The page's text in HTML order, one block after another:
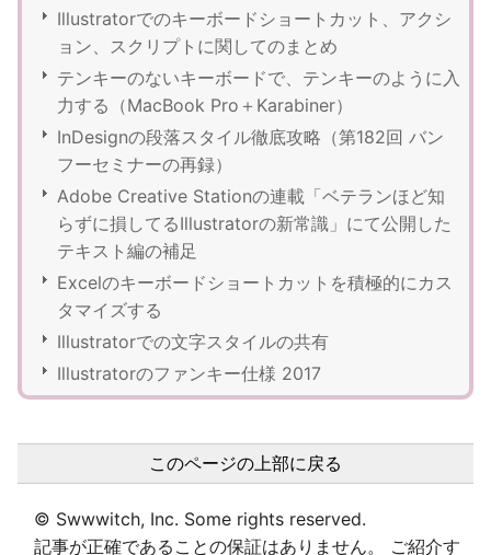
Illustratorでのキーボードショートカット、アクシ
ョン、スクリプトに関してのまとめ
テンキーのないキーボードで、テンキーのように入
力する（MacBook Pro＋Karabiner）
InDesignの段落スタイル徹底攻略（第182回 バン
フーセミナーの再録）
Adobe Creative Stationの連載「ベテランほど知
らずに損してるIllustratorの新常識」にて公開した
テキスト編の補足
Excelのキーボードショートカットを積極的にカス
タマイズする
Illustratorでの文字スタイルの共有
Illustratorのファンキー仕様 2017
このページの上部に戻る
© Swwwitch, Inc. Some rights reserved.
記事が正確であることの保証はありません。 ご紹介す